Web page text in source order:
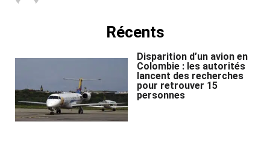
Récents
Disparition d’un avion en
Colombie : les autorités
lancent des recherches
pour retrouver 15
personnes